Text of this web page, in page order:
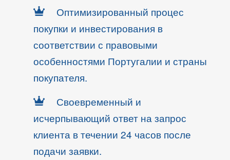
Оптимизированный процес
покупки и инвестирования в
соответствии с правовыми
особенностями Португалии и страны
покупателя.
Своевременный и
исчерпывающий ответ на запрос
клиента в течении 24 часов после
подачи заявки.